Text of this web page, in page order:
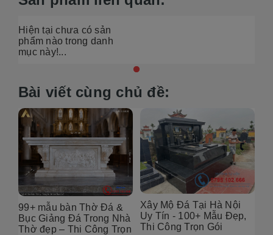
Hiện tại chưa có sản
phẩm nào trong danh
mục này!...
Bài viết cùng chủ đề:
Đá &
Nhà
Trọn
Xây Mộ Đá Tại Hà Nội
Uy Tín - 100+ Mẫu Đẹp,
Thi Công Trọn Gói
Địa chỉ thiết Kế Mộ Đá
Tại Hà Nội – 100+ Mẫu